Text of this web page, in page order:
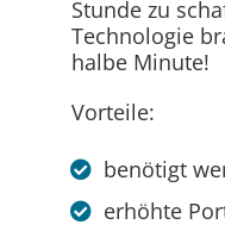
Stunde zu
Technologie
halbe Minute!
Vorteile:
benötigt
erhöhte